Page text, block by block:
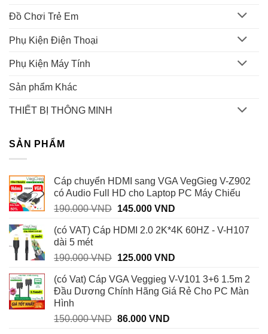
Đồ Chơi Trẻ Em
Phụ Kiện Điện Thoại
Phụ Kiện Máy Tính
Sản phẩm Khác
THIẾT BỊ THÔNG MINH
SẢN PHẨM
Cáp chuyển HDMI sang VGA VegGieg V-Z902
có Audio Full HD cho Laptop PC Máy Chiếu
190.000VND Giá
là:
145.000 VNDGiá
tại
145.000 VND.
(có VAT) Cáp HDMI 2.0 2K*4K 60HZ - V-H107
dài 5 mét
190.000VND Giá
là:
190.000 VND.
125.000 VNDGiá
tại
là:
(có Vat) Cáp VGA Veggieg V-V101 3+6 1.5m 2
Đầu Dương Chính Hãng Giá Rẻ Cho PC Màn
Hình
150.000VND Giá
86.000 VNDGiá